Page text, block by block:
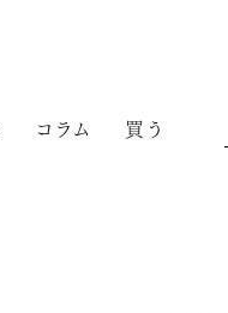
コラム 買う